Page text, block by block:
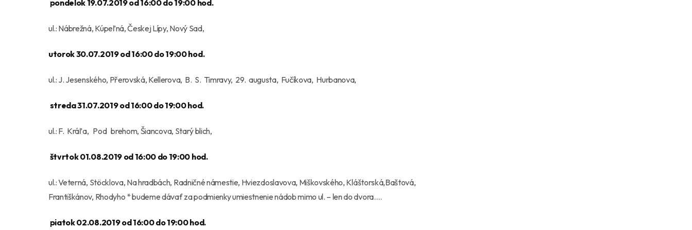
pondelok 19.07.2019 od 16:00 do 19:00 hod.
ul.: Nábrežná, Kúpeľná, Českej Lípy, Nový Sad,
utorok 30.07.2019 od 16:00 do 19:00 hod.
ul.: J. Jesenského, Přerovská, Kellerova, B. S. Timravy, 29. augusta, Fučíkova, Hurbanova,
streda 31.07.2019 od 16:00 do 19:00 hod.
ul.: F. Kráľa, Pod brehom, Šiancova, Starý blich,
štvrtok 01.08.2019 od 16:00 do 19:00 hod.
ul.: Veterná, Stöcklova, Na hradbách, Radničné námestie, Hviezdoslavova, Miškovského, Kláštorská,Baštová,
Františkánov, Rhodyho * budeme dávať za podmienky umiestnenie nádob mimo ul. – len do dvora….
piatok 02.08.2019 od 16:00 do 19:00 hod.